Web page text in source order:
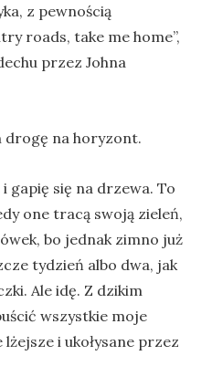
z pewnością
roads, take me home”,
przez Johna
drogę na horyzont.
gapię się na drzewa. To
one tracą swoją zieleń,
bo jednak zimno już
tydzień albo dwa, jak
Ale idę. Z dzikim
wszystkie moje
i ukołysane przez